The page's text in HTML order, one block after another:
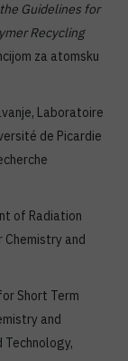
Guidelines for
Recycling
za atomsku
Laboratoire
de Picardie
of Radiation
and
Short Term
and